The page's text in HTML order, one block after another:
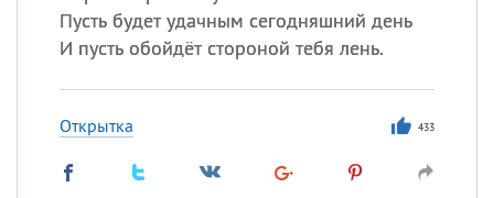
Пусть будет удачным сегодняшний день
И пусть обойдёт стороной тебя лень.
Открытка 433